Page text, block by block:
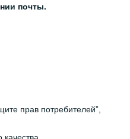
почты.
прав потребителей”,